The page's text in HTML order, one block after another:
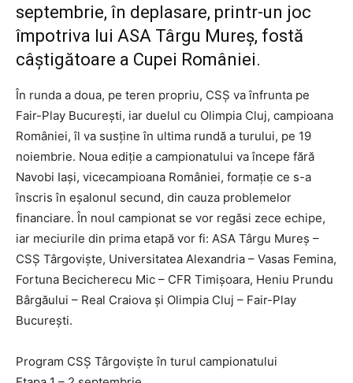
septembrie, în deplasare, printr-un joc
împotriva lui ASA Târgu Mureș, fostă
câștigătoare a Cupei României.
În runda a doua, pe teren propriu, CSȘ va înfrunta pe
Fair-Play București, iar duelul cu Olimpia Cluj, campioana
României, îl va susține în ultima rundă a turului, pe 19
noiembrie. Noua ediție a campionatului va începe fără
Navobi Iași, vicecampioana României, formație ce s-a
înscris în eșalonul secund, din cauza problemelor
financiare. În noul campionat se vor regăsi zece echipe,
iar meciurile din prima etapă vor fi: ASA Târgu Mureș –
CSȘ Târgoviște, Universitatea Alexandria – Vasas Femina,
Fortuna Becicherecu Mic – CFR Timișoara, Heniu Prundu
Bârgăului – Real Craiova și Olimpia Cluj – Fair-Play
București.
Program CSȘ Târgoviște în turul campionatului